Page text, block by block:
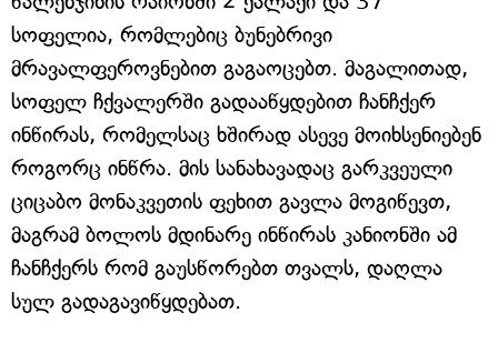
სოფელია, რომლებიც ბუნებრივი
მრავალფეროვნებით გაგაოცებთ. მაგალითად,
სოფელ ჩქვალერში გადააწყდებით ჩანჩქერ
ინწირას, რომელსაც ხშირად ასევე მოიხსენიებენ
როგორც ინწრა. მის სანახავადაც გარკვეული
ციცაბო მონაკვეთის ფეხით გავლა მოგიწევთ,
მაგრამ ბოლოს მდინარე ინწირას კანიონში ამ
ჩანჩქერს რომ გაუსწორებთ თვალს, დაღლა
სულ გადაგავიწყდებათ.